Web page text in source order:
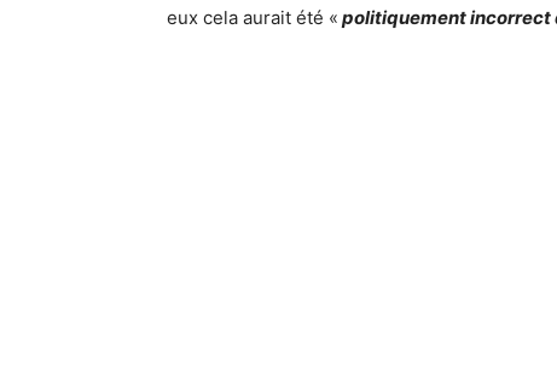
eux cela aurait été « politiquement incorrect